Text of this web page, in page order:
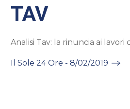
TAV
Analisi Tav: la rinuncia ai lavori
Il Sole 24 Ore - 8/02/2019